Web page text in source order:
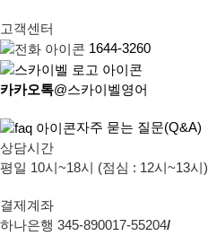
고객센터
1644-3260
카카오톡@스카이벨영어
자주 묻는 질문(Q&A)
상담시간
평일 10시~18시 (점심 : 12시~13시)
결제계좌
하나은행 345-890017-55204/